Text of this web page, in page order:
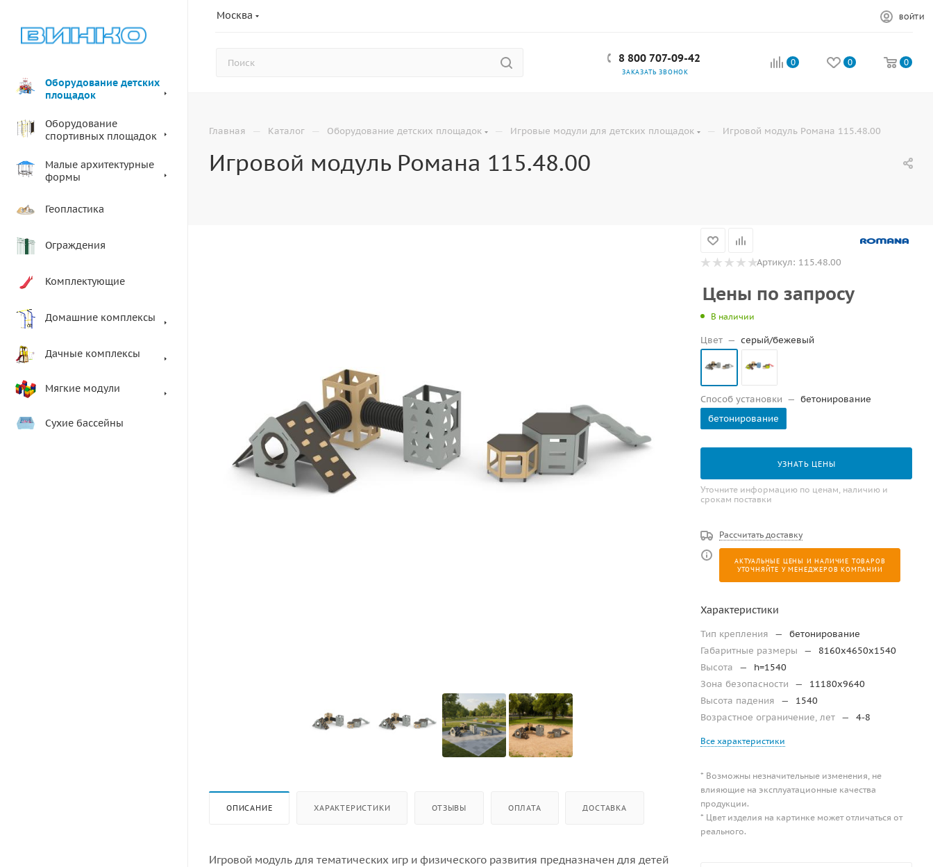
Москва ВОЙТИ
8 800 707-09-42
ЗАКАЗАТЬ ЗВОНОК
0 0 0
Оборудование детских
площадок
Оборудование
спортивных площадок
Малые архитектурные
формы
Геопластика
Ограждения
Комплектующие
Домашние комплексы
Дачные комплексы
Мягкие модули
Сухие бассейны
Главная — Каталог — Оборудование детских площадок — Игровые модули для детских площадок — Игровой модуль Романа 115.48.00
Игровой модуль Романа 115.48.00
ОПИСАНИЕ ХАРАКТЕРИСТИКИ ОТЗЫВЫ ОПЛАТА ДОСТАВКА
Игровой модуль для тематических игр и физического развития предназначен для детей
Артикул: 115.48.00
Цены по запросу
В наличии
Цвет — серый/бежевый
Способ установки — бетонирование
бетонирование
УЗНАТЬ ЦЕНЫ
Уточните информацию по ценам, наличию и
срокам поставки
Рассчитать доставку
АКТУАЛЬНЫЕ ЦЕНЫ И НАЛИЧИЕ ТОВАРОВ
УТОЧНЯЙТЕ У МЕНЕДЖЕРОВ КОМПАНИИ
Характеристики
Тип крепления —
бетонирование
Габаритные размеры
—
8160х4650х1540
Высота
—
h=1540
Зона безопасности
—
11180х9640
Высота падения
—
1540
Возрастное ограничение, лет — 4-8
Все характеристики
* Возможны незначительные изменения, не
влияющие на эксплуатационные качества
продукции.
* Цвет изделия на картинке может отличаться от
реального.